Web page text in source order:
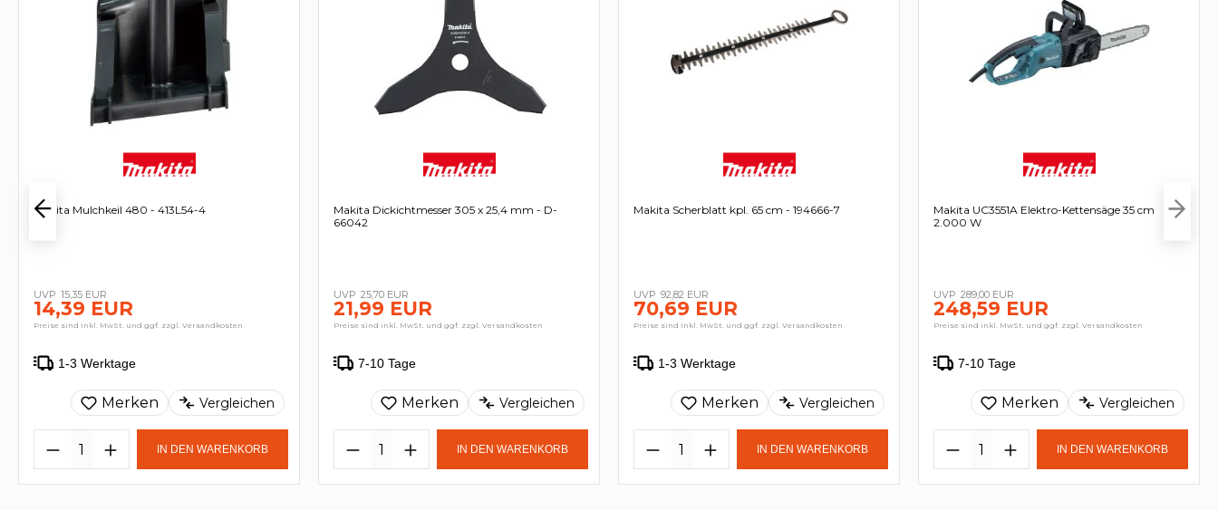
Makita Mulchkeil 480 - 413L54-4
15,35 EUR
14,39 EUR
Preise sind inkl. MwSt. und ggf. zzgl. Versandkosten
1-3 Werktage
Merken Vergleichen
IN DEN WARENKORB
Makita Dickichtmesser 305 x 25,4 mm - D-
66042
25,70 EUR
21,99 EUR
Preise sind inkl. MwSt. und ggf. zzgl. Versandkosten
7-10 Tage
Merken Vergleichen
IN DEN WARENKORB
Makita Scherblatt kpl. 65 cm - 194666-7
92,82 EUR
70,69 EUR
Preise sind inkl. MwSt. und ggf. zzgl. Versandkosten
1-3 Werktage
Merken Vergleichen
IN DEN WARENKORB
Makita UC3551A Elektro-Kettensäge 35 cm
2.000 W
289,00 EUR
248,59 EUR
Preise sind inkl. MwSt. und ggf. zzgl. Versandkosten
7-10 Tage
Merken Vergleichen
IN DEN WARENKORB